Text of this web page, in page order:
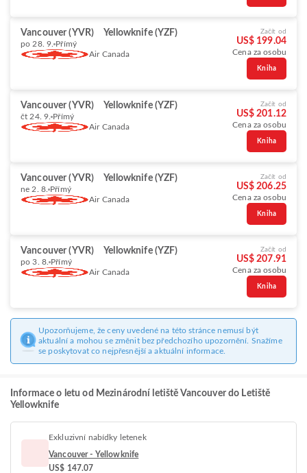
Vancouver (YVR) Yellowknife (YZF)
po 28. 9. Přímý
Air Canada
Začít od
US$ 199.04
Cena za osobu
Kniha
Vancouver (YVR) Yellowknife (YZF)
čt 24. 9. Přímý
Air Canada
Začít od
US$ 201.12
Cena za osobu
Kniha
Vancouver (YVR) Yellowknife (YZF)
ne 2. 8. Přímý
Air Canada
Začít od
US$ 206.25
Cena za osobu
Kniha
Vancouver (YVR) Yellowknife (YZF)
po 3. 8. Přímý
Air Canada
Začít od
US$ 207.91
Cena za osobu
Kniha
Upozorňujeme, že ceny uvedené na této stránce nemusí být
aktuální a mohou se změnit bez předchozího upozornění. Snažíme
se poskytovat co nejpřesnější a aktuální informace.
Informace o letu od Mezinárodní letiště Vancouver do Letiště
Yellowknife
Exkluzivní nabídky letenek
Vancouver - Yellowknife
US$ 147.07